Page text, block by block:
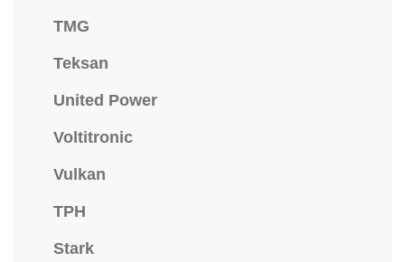
TMG
Teksan
United Power
Voltitronic
Vulkan
TPH
Stark